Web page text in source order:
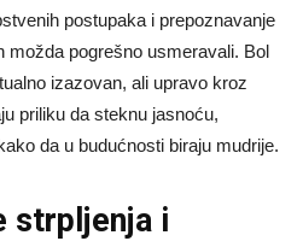
postupaka i prepoznavanje
možda pogrešno usmeravali. Bol
izazovan, ali upravo kroz
priliku da steknu jasnoću,
da u budućnosti biraju mudrije.
strpljenja i